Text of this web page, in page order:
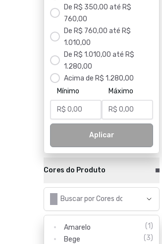
De R$ 350,00 até R$
760,00
De R$ 760,00 até R$
1.010,00
De R$ 1.010,00 até R$
1.280,00
Acima de R$ 1.280,00
Mínimo
Máximo
Aplicar
Cores do Produto
Amarelo (1)
Bege
(3)